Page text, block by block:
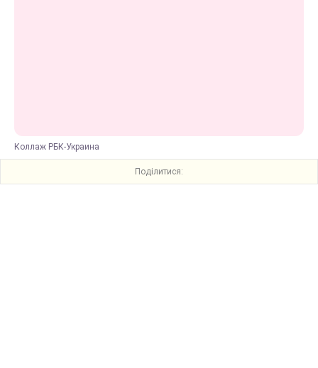
Коллаж РБК-Украина
Поділитися: